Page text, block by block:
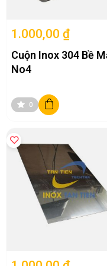
có khả năng chống ăn
bao gồm cả môi trường
vật liệu lý tưởng cho các
4. Tính gia công:
Inox
hợp cho nhiều ứng dụng
kiệm thời gian và chi phí
1.000,00 ₫
Cuộn Inox 304 Bề
No4
0